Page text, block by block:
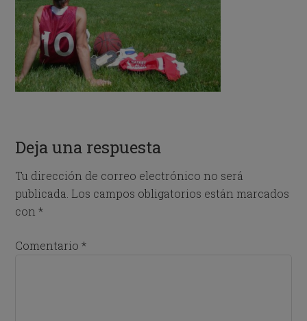
Deja una respuesta
Tu dirección de correo electrónico no será
publicada. Los campos obligatorios están marcados
con*
Comentario*